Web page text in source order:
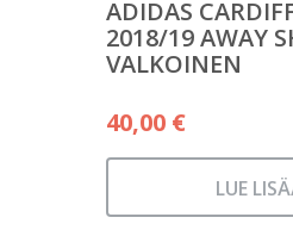
ADIDAS
2018/19 AWAY
VALKOINEN
40,00 €
LUE